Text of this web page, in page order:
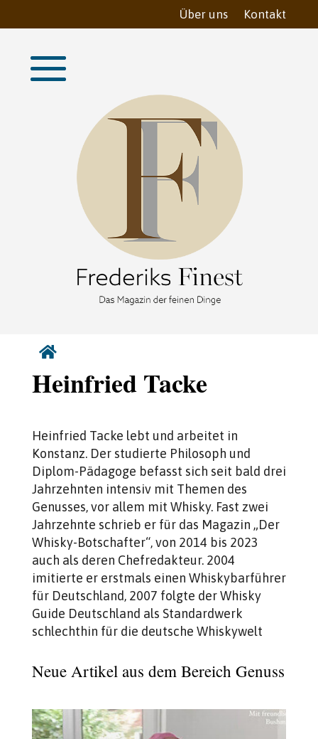
Über uns Kontakt

Heinfried Tacke
Heinfried Tacke lebt und arbeitet in
Konstanz. Der studierte Philosoph und
Diplom-Pädagoge befasst sich seit bald drei
Jahrzehnten intensiv mit Themen des
Genusses, vor allem mit Whisky. Fast zwei
Jahrzehnte schrieb er für das Magazin „Der
Whisky-Botschafter“, von 2014 bis 2023
auch als deren Chefredakteur. 2004
imitierte er erstmals einen Whiskybarführer
für Deutschland, 2007 folgte der Whisky
Guide Deutschland als Standardwerk
schlechthin für die deutsche Whiskywelt
Neue Artikel aus dem Bereich Genuss